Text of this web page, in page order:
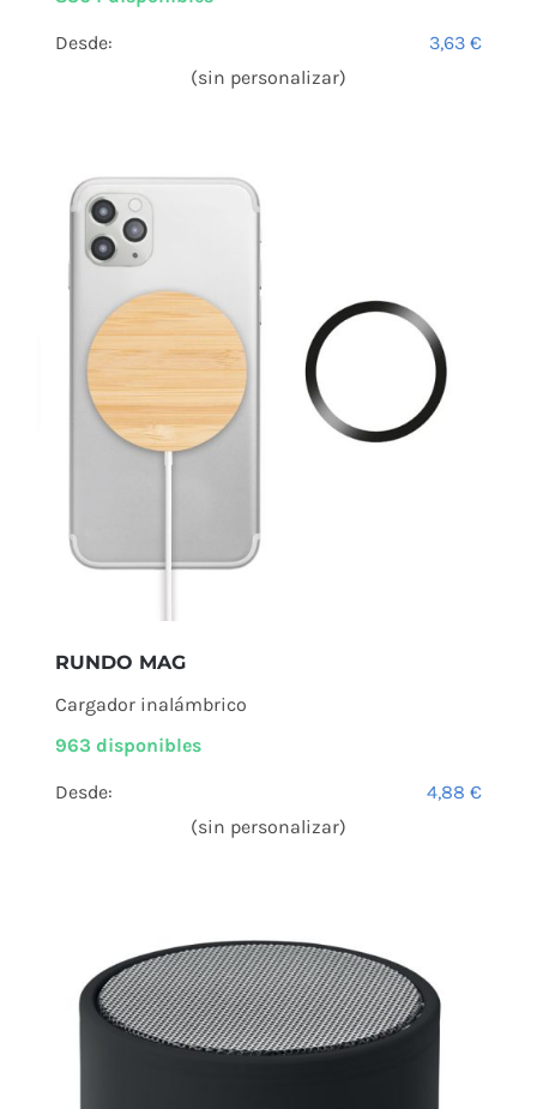
Desde: 3,63€
(sin personalizar)
RUNDO MAG
Cargador inalámbrico
963 disponibles
Desde: 4,88€
(sin personalizar)